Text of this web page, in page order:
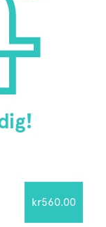
kr560.00